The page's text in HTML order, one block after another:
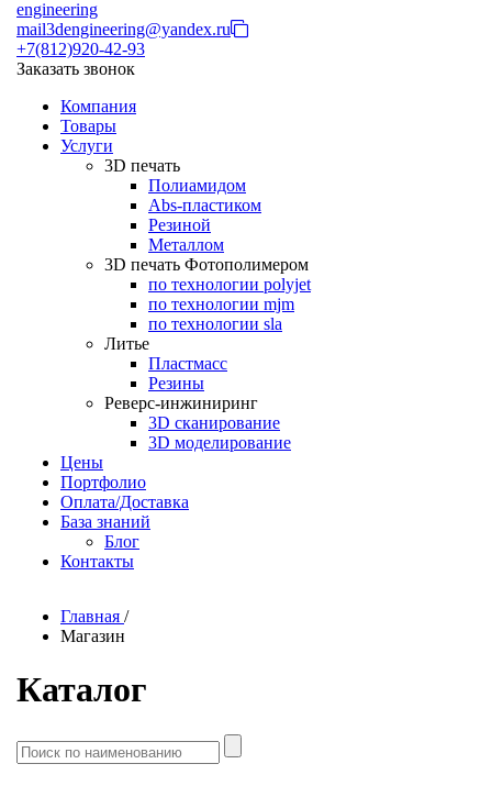
engineering
mail3dengineering@yandex.ru
+7(812)920-42-93
Заказать звонок
Компания
Товары
Услуги
3D печать
Полиамидом
Abs-пластиком
Резиной
Металлом
3D печать Фотополимером
по технологии polyjet
по технологии mjm
по технологии sla
Литье
Пластмасс
Резины
Реверс-инжиниринг
3D сканирование
3D моделирование
Цены
Портфолио
Оплата/Доставка
База знаний
Блог
Контакты
Главная /
Магазин
Каталог
Поиск
по